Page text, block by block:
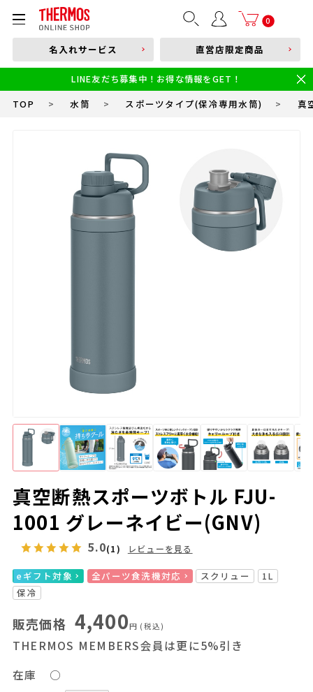
0
部品購入はこちら
本体品番やキーワードを入力
食洗機対応 新製品
幼児・園児向け水筒
小学生 低・中学年向け水筒
小学生 中・高学年向け水筒
名入れサービス 直営店限定商品
LINE友だち募集中！お得な情報をGET！
TOP > 水筒 > スポーツタイプ(保冷専用水筒) > 真
真空断熱スポーツボトル FJU-
1001 グレーネイビー(GNV)
5.0(1) レビューを見る
eギフト対象 全パーツ食洗機対応 スクリュー
1L
保冷
販売価格 4,400円 (税込)
THERMOS MEMBERS会員は更に5%引き
在庫
○